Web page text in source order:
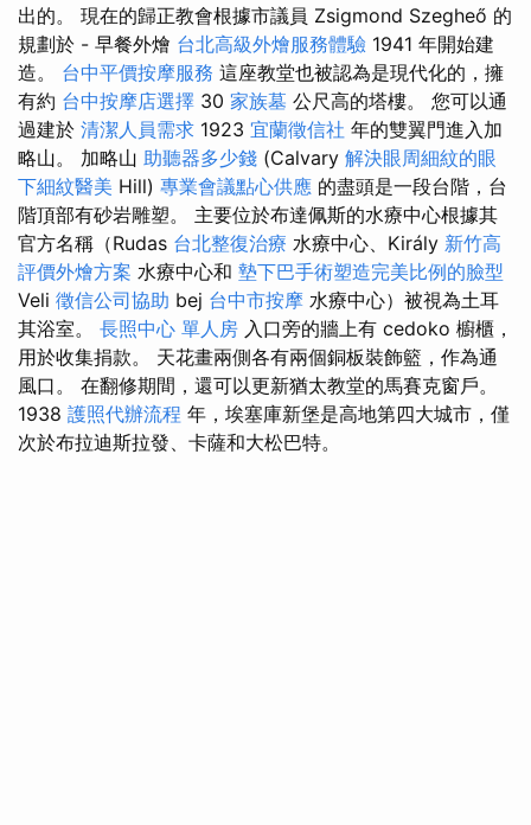
出的。 現在的歸正教會根據市議員 Zsigmond Szegheő 的
規劃於 - 早餐外燴 台北高級外燴服務體驗 1941 年開始建
造。 台中平價按摩服務 這座教堂也被認為是現代化的，擁
有約 台中按摩店選擇 30 家族墓 公尺高的塔樓。 您可以通
過建於 清潔人員需求 1923 宜蘭徵信社 年的雙翼門進入加
略山。 加略山 助聽器多少錢 (Calvary 解決眼周細紋的眼
下細紋醫美 Hill) 專業會議點心供應 的盡頭是一段台階，台
階頂部有砂岩雕塑。 主要位於布達佩斯的水療中心根據其
官方名稱（Rudas 台北整復治療 水療中心、Király 新竹高
評價外燴方案 水療中心和 墊下巴手術塑造完美比例的臉型
Veli 徵信公司協助 bej 台中市按摩 水療中心）被視為土耳
其浴室。 長照中心 單人房 入口旁的牆上有 cedoko 櫥櫃，
用於收集捐款。 天花畫兩側各有兩個銅板裝飾籃，作為通
風口。 在翻修期間，還可以更新猶太教堂的馬賽克窗戶。
1938 護照代辦流程 年，埃塞庫新堡是高地第四大城市，僅
次於布拉迪斯拉發、卡薩和大松巴特。